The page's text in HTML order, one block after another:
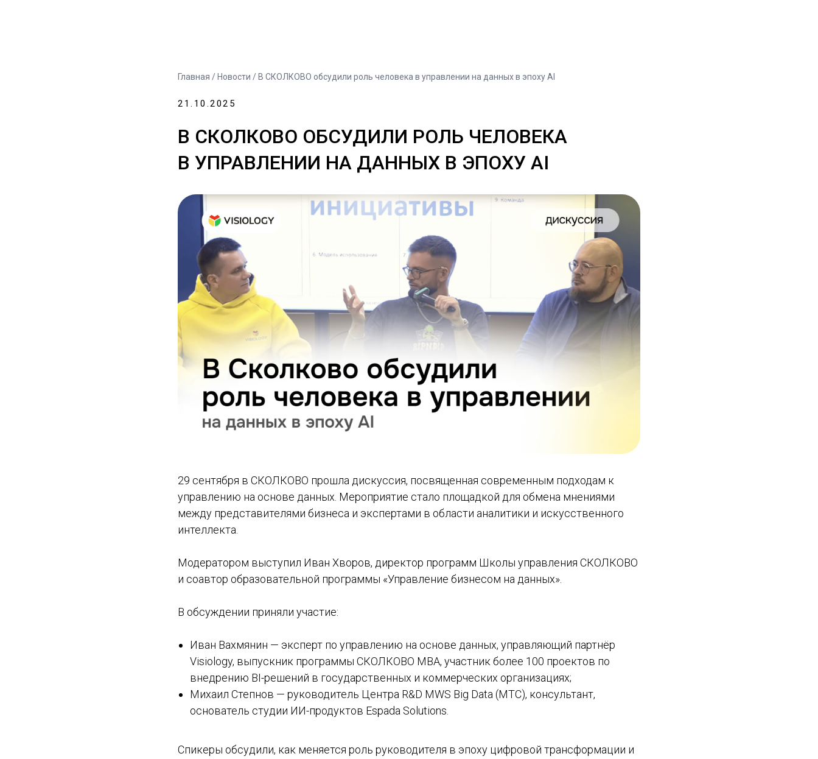
Главная / Новости / В СКОЛКОВО обсудили роль человека в управлении на данных в эпоху AI
21.10.2025
В СКОЛКОВО ОБСУДИЛИ РОЛЬ ЧЕЛОВЕКА
В УПРАВЛЕНИИ НА ДАННЫХ В ЭПОХУ AI
29 сентября в СКОЛКОВО прошла дискуссия, посвященная современным подходам к
управлению на основе данных. Мероприятие стало площадкой для обмена мнениями
между представителями бизнеса и экспертами в области аналитики и искусственного
интеллекта.
Модератором выступил Иван Хворов, директор программ Школы управления СКОЛКОВО
и соавтор образовательной программы «Управление бизнесом на данных».
В обсуждении приняли участие:
Иван Вахмянин — эксперт по управлению на основе данных, управляющий партнёр
Visiology, выпускник программы СКОЛКОВО MBA, участник более 100 проектов по
внедрению BI-решений в государственных и коммерческих организациях;
Михаил Степнов — руководитель Центра R&D MWS Big Data (МТС), консультант,
основатель студии ИИ-продуктов Espada Solutions.
Спикеры обсудили, как меняется роль руководителя в эпоху цифровой трансформации и